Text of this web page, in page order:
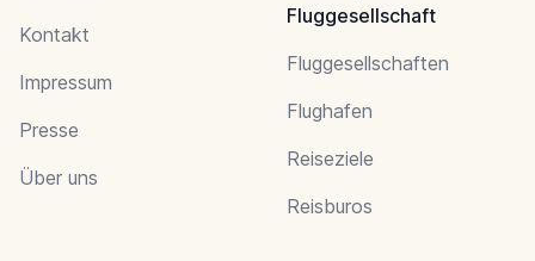
Kontakt
Impressum
Presse
Über uns
Fluggesellschaft
Fluggesellschaften
Flughafen
Reiseziele
Reisburos